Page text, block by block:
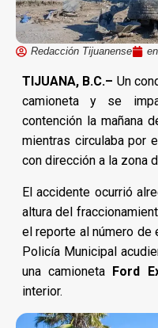
Redacción Tijuanense
TIJUANA, B.C.– Un
camioneta y se
contención la mañana
mientras circulaba por
con dirección a la zona
El accidente ocurrió
altura del
el reporte al número de
Policía Municipal
una camioneta Ford
interior.